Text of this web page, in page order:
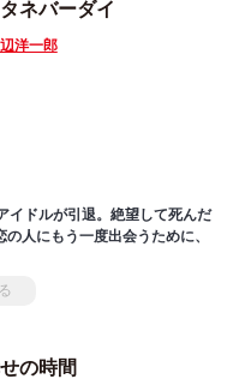
タネバーダイ
洋一郎
イドルが引退。絶望して死んだ
人にもう一度出会うために、
の時間